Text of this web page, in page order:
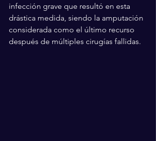
infección grave que resultó en esta
drástica medida, siendo la amputación
considerada como el último recurso
después de múltiples cirugías fallidas.